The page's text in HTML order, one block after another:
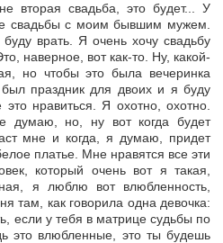
вторая свадьба, это будет... У
свадьбы с моим бывшим мужем.
врать. Я очень хочу свадьбу
наверное, вот как-то. Ну, какой-
но чтобы это была вечеринка
праздник для двоих и я буду
нравиться. Я охотно, охотно.
думаю, но, ну вот когда будет
мне и когда, я думаю, придет
платье. Мне нравятся все эти
который очень вот я такая,
я люблю вот влюбленность,
там, как говорила одна девочка:
если у тебя в матрице судьбы по
это влюбленные, это ты будешь